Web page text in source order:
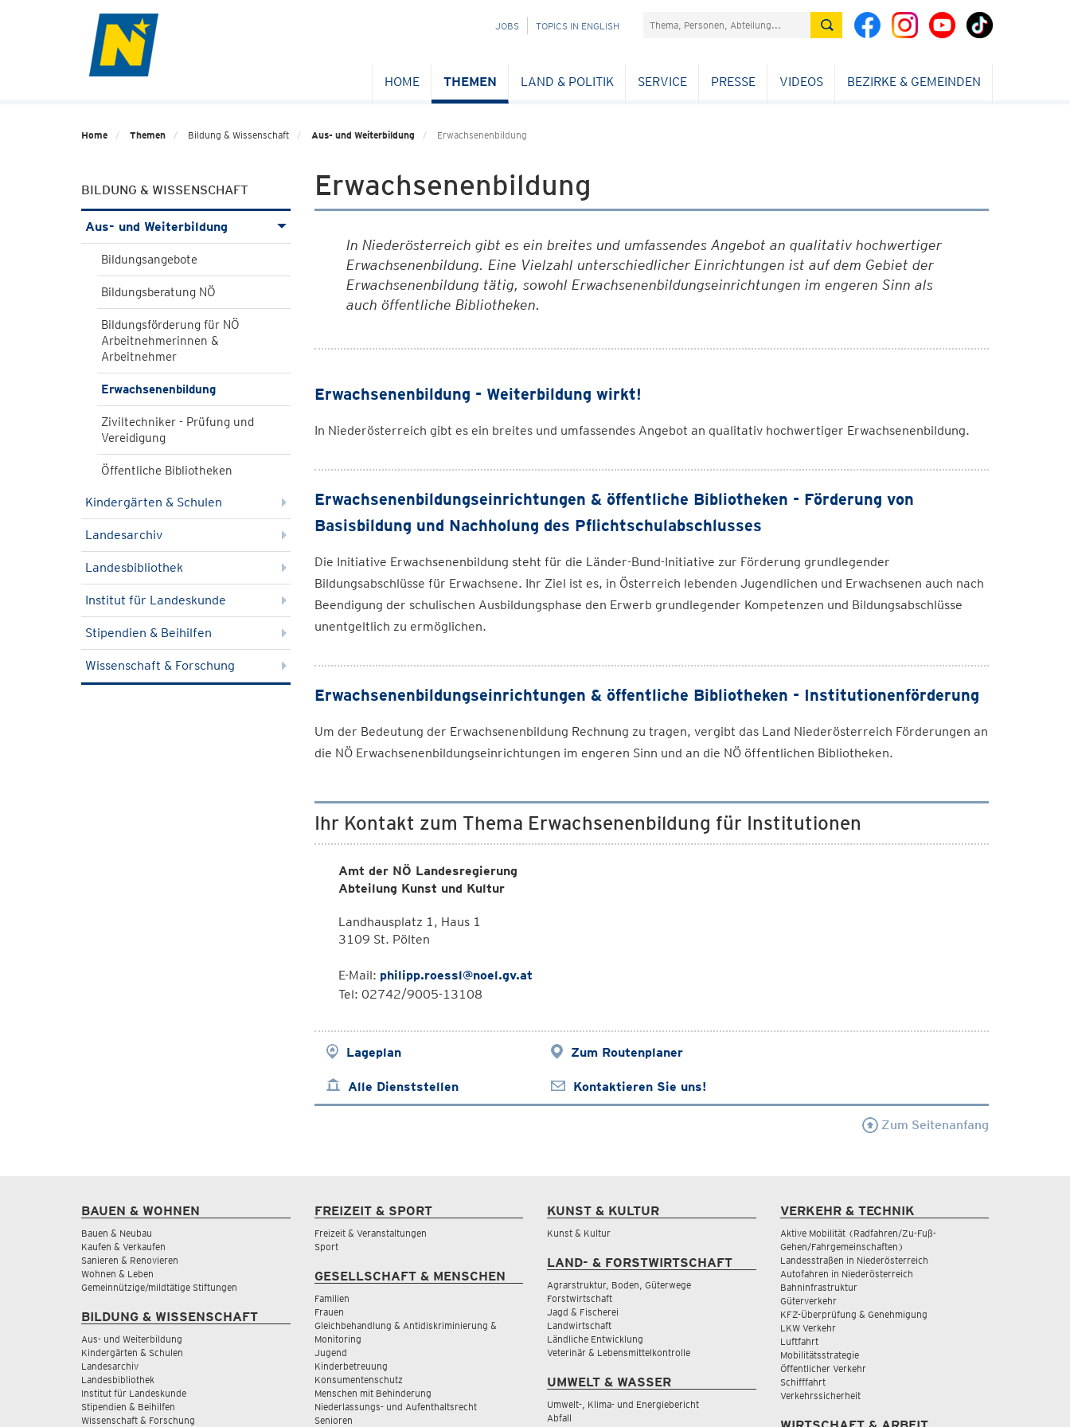
NAVIGATION
JOBS TOPICS IN ENGLISH Suchefeld
HOME THEMEN LAND & POLITIK SERVICE PRESSE VIDEOS BEZIRKE & GEMEINDEN
Home Themen Bildung & Wissenschaft Aus- und Weiterbildung Erwachsenenbildung
BILDUNG & WISSENSCHAFT
Aus- und Weiterbildung
Bildungsangebote
Bildungsberatung NÖ
Bildungsförderung für NÖ
Arbeitnehmerinnen &
Arbeitnehmer
Erwachsenenbildung
Ziviltechniker - Prüfung und
Vereidigung
Öffentliche Bibliotheken
Kindergärten & Schulen
Landesarchiv
Landesbibliothek
Institut für Landeskunde
Stipendien & Beihilfen
Wissenschaft & Forschung
Erwachsenenbildung
In Niederösterreich gibt es ein breites und umfassendes Angebot an qualitativ hochwertiger
Erwachsenenbildung. Eine Vielzahl unterschiedlicher Einrichtungen ist auf dem Gebiet der
Erwachsenenbildung tätig, sowohl Erwachsenenbildungseinrichtungen im engeren Sinn als
auch öffentliche Bibliotheken.
Erwachsenenbildung - Weiterbildung wirkt!
In Niederösterreich gibt es ein breites und umfassendes Angebot an qualitativ hochwertiger Erwachsenenbildung.
Erwachsenenbildungseinrichtungen & öffentliche Bibliotheken - Förderung von
Basisbildung und Nachholung des Pflichtschulabschlusses
Die Initiative Erwachsenenbildung steht für die Länder-Bund-Initiative zur Förderung grundlegender
Bildungsabschlüsse für Erwachsene. Ihr Ziel ist es, in Österreich lebenden Jugendlichen und Erwachsenen auch nach
Beendigung der schulischen Ausbildungsphase den Erwerb grundlegender Kompetenzen und Bildungsabschlüsse
unentgeltlich zu ermöglichen.
Erwachsenenbildungseinrichtungen & öffentliche Bibliotheken - Institutionenförderung
Um der Bedeutung der Erwachsenenbildung Rechnung zu tragen, vergibt das Land Niederösterreich Förderungen an
die NÖ Erwachsenenbildungseinrichtungen im engeren Sinn und an die NÖ öffentlichen Bibliotheken.
Ihr Kontakt zum Thema Erwachsenenbildung für Institutionen
Amt der NÖ Landesregierung
Abteilung Kunst und Kultur
Landhausplatz 1, Haus 1
3109 St. Pölten
E-Mail: philipp.roessl@noel.gv.at
Tel: 02742/9005-13108
Lageplan Zum Routenplaner
Alle Dienststellen Kontaktieren Sie uns!
Zum Seitenanfang
BAUEN & WOHNEN
Bauen & Neubau
Kaufen & Verkaufen
Sanieren & Renovieren
Wohnen & Leben
Gemeinnützige/mildtätige Stiftungen
BILDUNG & WISSENSCHAFT
Aus- und Weiterbildung
Kindergärten & Schulen
Landesarchiv
Landesbibliothek
Institut für Landeskunde
Stipendien & Beihilfen
Wissenschaft & Forschung
FREIZEIT & SPORT
Freizeit & Veranstaltungen
Sport
GESELLSCHAFT & MENSCHEN
Familien
Frauen
Gleichbehandlung & Antidiskriminierung &
Monitoring
Jugend
Kinderbetreuung
Konsumentenschutz
Menschen mit Behinderung
Niederlassungs- und Aufenthaltsrecht
Senioren
KUNST & KULTUR
Kunst & Kultur
LAND- & FORSTWIRTSCHAFT
Agrarstruktur, Boden, Güterwege
Forstwirtschaft
Jagd & Fischerei
Landwirtschaft
Ländliche Entwicklung
Veterinär & Lebensmittelkontrolle
UMWELT & WASSER
Umwelt-, Klima- und Energiebericht
Abfall
VERKEHR & TECHNIK
Aktive Mobilität (Radfahren/Zu-Fuß-
Gehen/Fahrgemeinschaften)
Landesstraßen in Niederösterreich
Autofahren in Niederösterreich
Bahninfrastruktur
Güterverkehr
KFZ-Überprüfung & Genehmigung
LKW Verkehr
Luftfahrt
Mobilitätsstrategie
Öffentlicher Verkehr
Schifffahrt
Verkehrssicherheit